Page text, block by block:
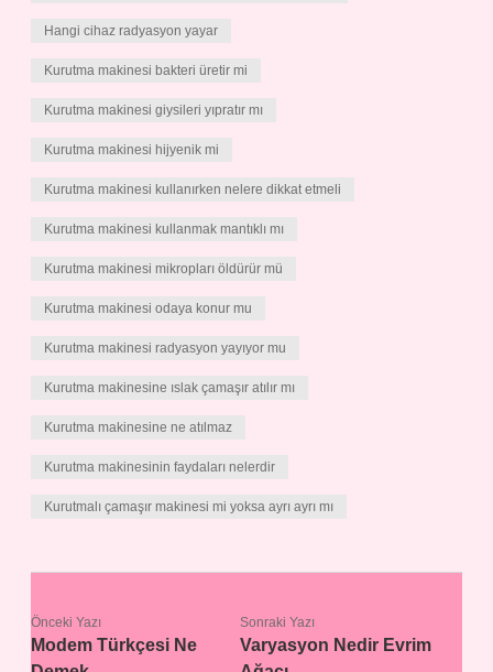
Hangi cihaz radyasyon yayar
Kurutma makinesi bakteri üretir mi
Kurutma makinesi giysileri yıpratır mı
Kurutma makinesi hijyenik mi
Kurutma makinesi kullanırken nelere dikkat etmeli
Kurutma makinesi kullanmak mantıklı mı
Kurutma makinesi mikropları öldürür mü
Kurutma makinesi odaya konur mu
Kurutma makinesi radyasyon yayıyor mu
Kurutma makinesine ıslak çamaşır atılır mı
Kurutma makinesine ne atılmaz
Kurutma makinesinin faydaları nelerdir
Kurutmalı çamaşır makinesi mi yoksa ayrı ayrı mı
Önceki Yazı
Modem Türkçesi Ne
Sonraki Yazı
Varyasyon Nedir Evrim